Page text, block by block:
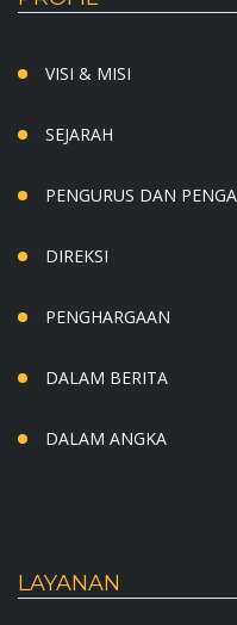
VISI & MISI
SEJARAH
PENGURUS DAN
DIREKSI
PENGHARGAAN
DALAM BERITA
DALAM ANGKA
LAYANAN